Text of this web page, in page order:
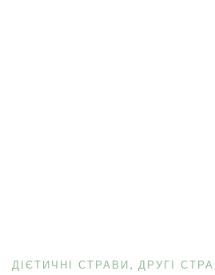
ДІЄТИЧНІ СТРАВИ ДРУГІ